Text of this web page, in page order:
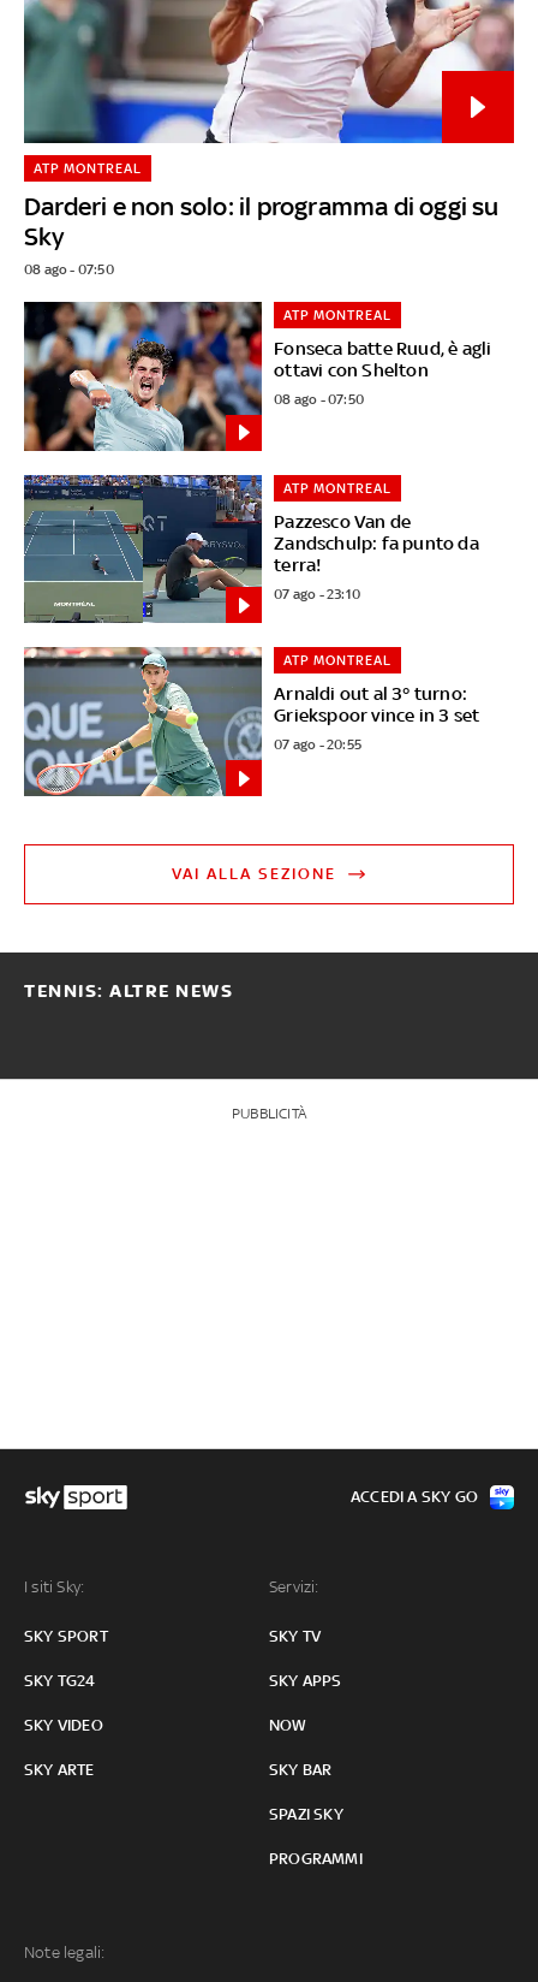
Darderi e non solo: il programma di oggi su
Sky
ATP MONTREAL
08 ago - 07:50
Fonseca batte Ruud, è agli
ottavi con Shelton
ATP MONTREAL
08 ago - 07:50
Pazzesco Van de
Zandschulp: fa punto da
terra!
ATP MONTREAL
07 ago - 23:10
Arnaldi out al 3° turno:
Griekspoor vince in 3 set
ATP MONTREAL
07 ago - 20:55
VAI ALLA SEZIONE
TENNIS: ALTRE NEWS
PUBBLICITÀ
I siti Sky:
SKY SPORT
SKY TG24
SKY VIDEO
SKY ARTE
Servizi:
SKY TV
SKY APPS
NOW
SKY BAR
SPAZI SKY
PROGRAMMI
Note legali:
ACCEDI A SKY GO